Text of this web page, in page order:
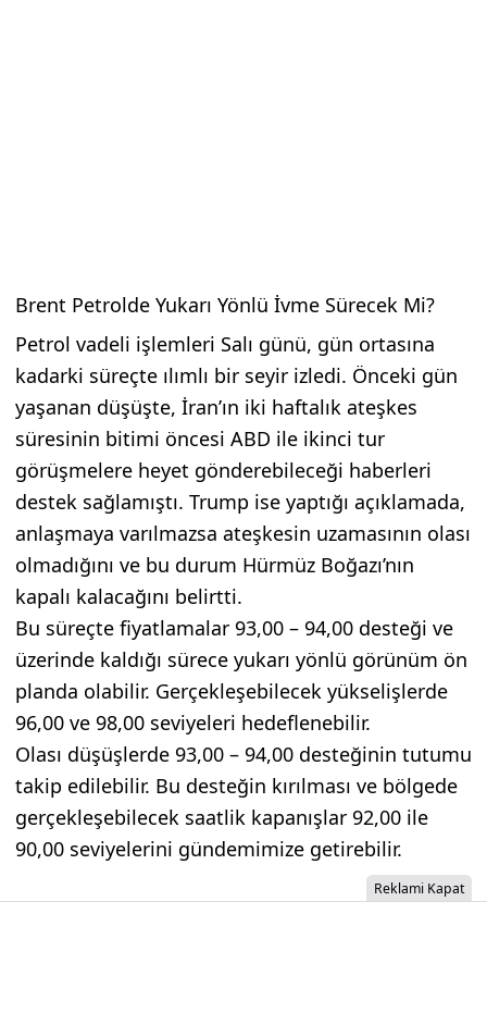
Brent Petrolde Yukarı Yönlü İvme Sürecek Mi?
Petrol vadeli işlemleri Salı günü, gün ortasına
kadarki süreçte ılımlı bir seyir izledi. Önceki gün
yaşanan düşüşte, İran’ın iki haftalık ateşkes
süresinin bitimi öncesi ABD ile ikinci tur
görüşmelere heyet gönderebileceği haberleri
destek sağlamıştı. Trump ise yaptığı açıklamada,
anlaşmaya varılmazsa ateşkesin uzamasının olası
olmadığını ve bu durum Hürmüz Boğazı’nın
kapalı kalacağını belirtti.
Bu süreçte fiyatlamalar 93,00 – 94,00 desteği ve
üzerinde kaldığı sürece yukarı yönlü görünüm ön
planda olabilir. Gerçekleşebilecek yükselişlerde
96,00 ve 98,00 seviyeleri hedeflenebilir.
Olası düşüşlerde 93,00 – 94,00 desteğinin tutumu
takip edilebilir. Bu desteğin kırılması ve bölgede
gerçekleşebilecek saatlik kapanışlar 92,00 ile
90,00 seviyelerini gündemimize getirebilir.
Reklami Kapat